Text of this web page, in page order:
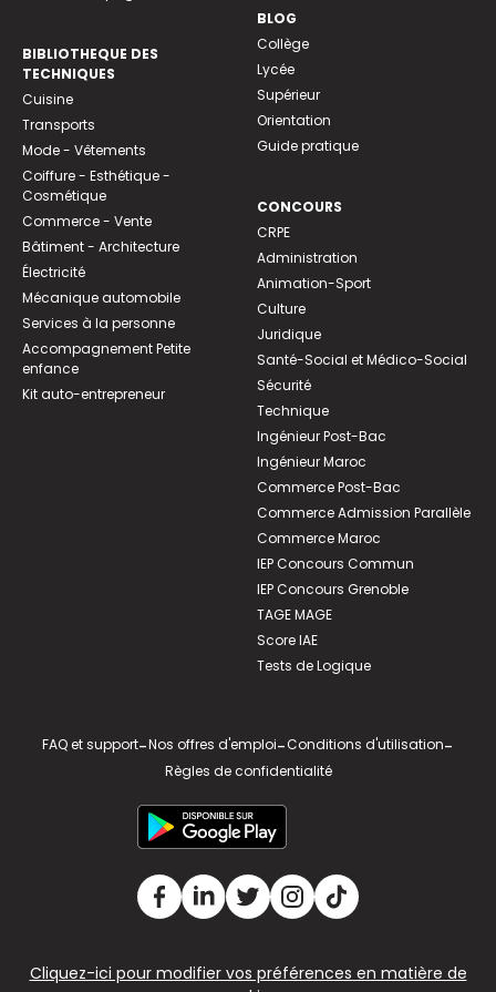
BIBLIOTHEQUE DES
TECHNIQUES
Cuisine
Transports
Mode - Vêtements
Coiffure - Esthétique -
Cosmétique
Commerce - Vente
Bâtiment - Architecture
Électricité
Mécanique automobile
Services à la personne
Accompagnement Petite
enfance
Kit auto-entrepreneur
BLOG
Collège
Lycée
Supérieur
Orientation
Guide pratique
CONCOURS
CRPE
Administration
Animation-Sport
Culture
Juridique
Santé-Social et Médico-Social
Sécurité
Technique
Ingénieur Post-Bac
Ingénieur Maroc
Commerce Post-Bac
Commerce Admission Parallèle
Commerce Maroc
IEP Concours Commun
IEP Concours Grenoble
TAGE MAGE
Score IAE
Tests de Logique
FAQ et support-Nos offres d'emploi-Conditions d'utilisation-
Règles de confidentialité
Cliquez-ici pour modifier vos préférences en matière de